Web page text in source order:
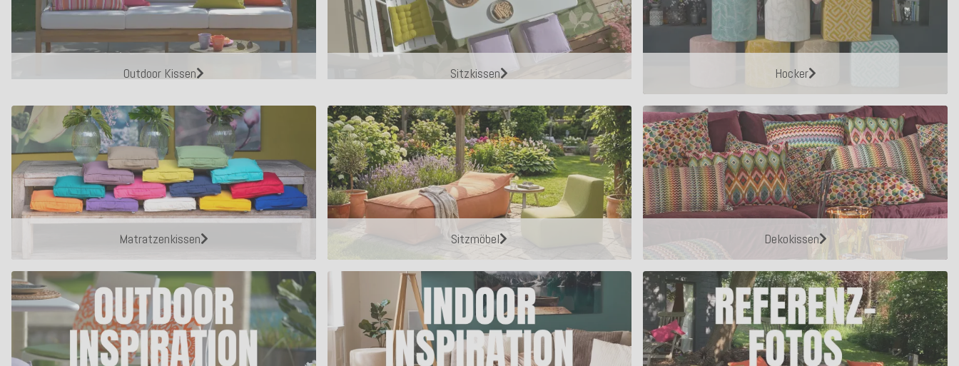
Outdoor Kissen Sitzkissen Hocker
Matratzenkissen Sitzmöbel Dekokissen